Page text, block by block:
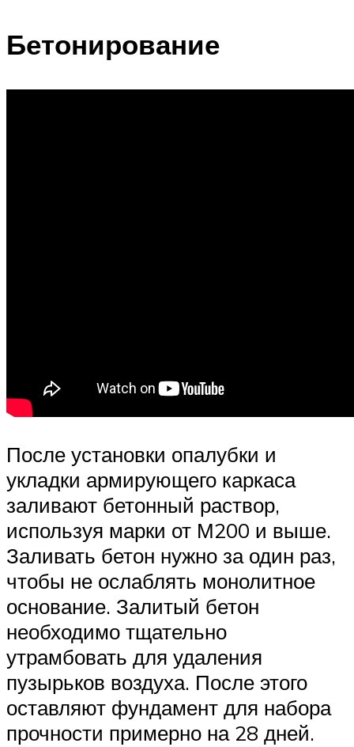
Бетонирование
После установки опалубки и
укладки армирующего каркаса
заливают бетонный раствор,
используя марки от М200 и выше.
Заливать бетон нужно за один раз,
чтобы не ослаблять монолитное
основание. Залитый бетон
необходимо тщательно
утрамбовать для удаления
пузырьков воздуха. После этого
оставляют фундамент для набора
прочности примерно на 28 дней.